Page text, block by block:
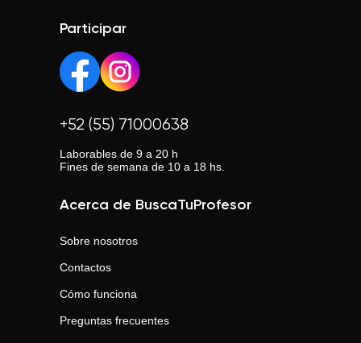
Participar
+52 (55) 71000638
Laborables de 9 a 20 h
Fines de semana de 10 a 18 hs.
Acerca de BuscaTuProfesor
Sobre nosotros
Contactos
Cómo funciona
Preguntas frecuentes